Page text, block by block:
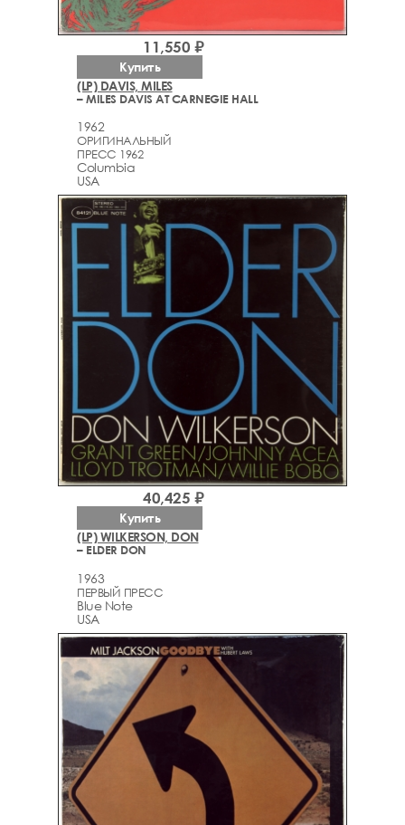
(LP) DAVIS, MILES
– MILES DAVIS AT CARNEGIE HALL
1962
ОРИГИНАЛЬНЫЙ
ПРЕСС 1962
Columbia
USA
11,550 ₽
Купить
(LP) WILKERSON, DON
– ELDER DON
1963
ПЕРВЫЙ ПРЕСС
Blue Note
USA
40,425 ₽
Купить